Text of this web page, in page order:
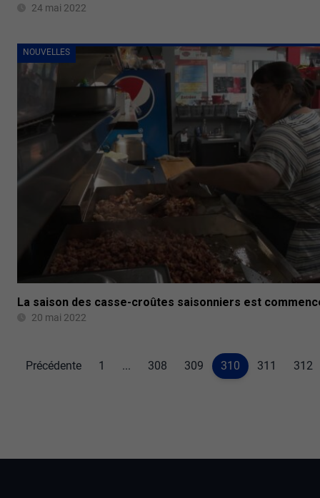
24 mai 2022
NOUVELLES
La saison des casse-croûtes saisonniers est
20 mai 2022
Précédente 1 ... 308 309 310 311 312